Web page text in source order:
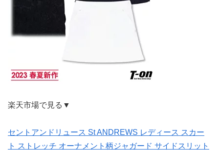
楽天市場で見る▼
セントアンドリュース St ANDREWS レディース スカー
ト ストレッチ オーナメント柄ジャガード サイドスリット